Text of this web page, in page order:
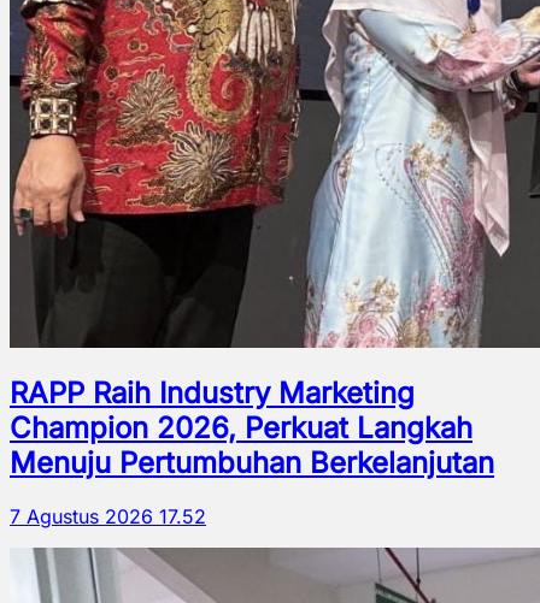
RAPP Raih Industry Marketing
Champion 2026, Perkuat Langkah
Menuju Pertumbuhan Berkelanjutan
7 Agustus 2026 17.52